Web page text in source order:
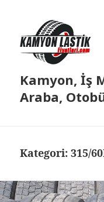
Kamyon, İş
Araba,
Kategori:315/